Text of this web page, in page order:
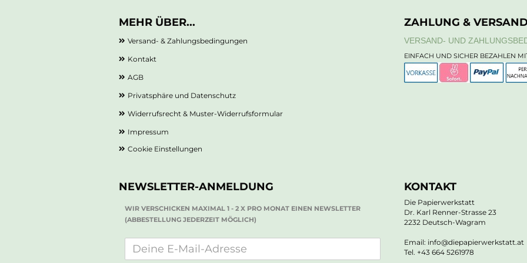
MEHR ÜBER...
Versand- & Zahlungsbedingungen
Kontakt
AGB
Privatsphäre und Datenschutz
Widerrufsrecht & Muster-Widerrufsformular
Impressum
Cookie Einstellungen
ZAHLUNG &
VERSAND- UND
EINFACH UND SICHER BEZAHLEN
NEWSLETTER-ANMELDUNG
WIR VERSCHICKEN MAXIMAL 1 - 2 X PRO MONAT EINEN NEWSLETTER
(ABBESTELLUNG JEDERZEIT MÖGLICH)
KONTAKT
Die Papierwerkstatt
Dr. Karl Renner-Strasse 23
2232 Deutsch-Wagram
Email: info@diepapierwerkstatt.at
Tel. +43 664 5261978